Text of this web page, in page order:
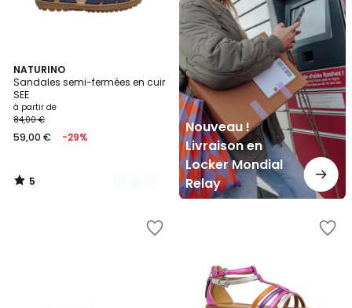
NATURINO
Sandales semi-fermées en cuir
SEE
à partir de
84,00 €
59,00 € -29%
5
/
5
14
Couleurs
5
/
Nouveau !
Livraison en
Locker Mondial
Relay